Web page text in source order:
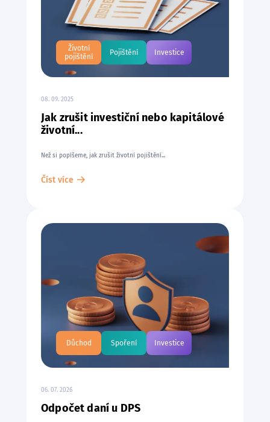
Životní
pojištění
Pojištění Investice
08. 09. 2025
Jak zrušit investiční nebo kapitálové
životní...
Než si popíšeme, jak zrušit životní pojištění...
Číst více
Důchod Spoření Investice
06. 07. 2026
Odpočet daní u DPS